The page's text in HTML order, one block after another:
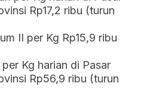
Rp17,2 ribu (turun
II per Kg Rp15,9 ribu
Kg harian di Pasar
Rp56,9 ribu (turun